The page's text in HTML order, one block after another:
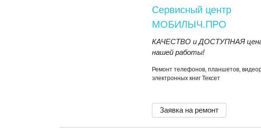
Сервисный центр
МОБИЛЫЧ.ПРО
КАЧЕСТВО и ДОСТУПНАЯ цена
нашей работы!
Ремонт телефонов, планшетов,
электронных книг Тексет
Заявка на ремонт